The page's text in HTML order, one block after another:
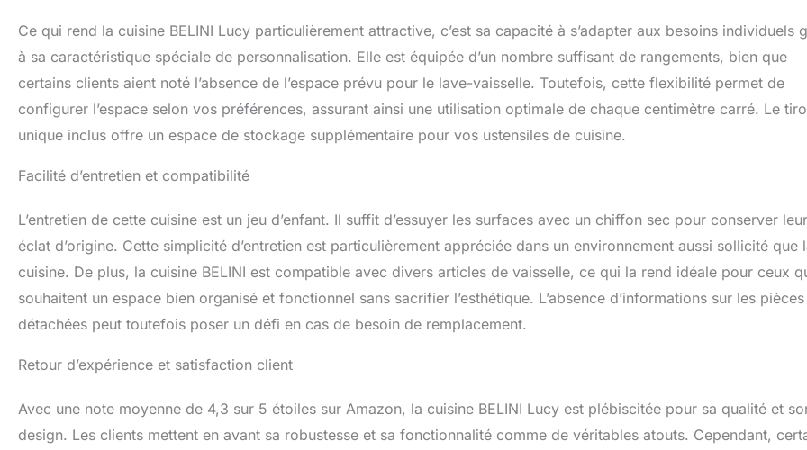
Ce qui rend la cuisine BELINI Lucy particulièrement attractive, c’est sa capacité à s’adapter aux besoins individuels
à sa caractéristique spéciale de personnalisation. Elle est équipée d’un nombre suffisant de rangements, bien que
certains clients aient noté l’absence de l’espace prévu pour le lave-vaisselle. Toutefois, cette flexibilité permet de
configurer l’espace selon vos préférences, assurant ainsi une utilisation optimale de chaque centimètre carré. Le
unique inclus offre un espace de stockage supplémentaire pour vos ustensiles de cuisine.
Facilité d’entretien et compatibilité
L’entretien de cette cuisine est un jeu d’enfant. Il suffit d’essuyer les surfaces avec un chiffon sec pour conserver leur
éclat d’origine. Cette simplicité d’entretien est particulièrement appréciée dans un environnement aussi sollicité que
cuisine. De plus, la cuisine BELINI est compatible avec divers articles de vaisselle, ce qui la rend idéale pour ceux
souhaitent un espace bien organisé et fonctionnel sans sacrifier l’esthétique. L’absence d’informations sur les pièces
détachées peut toutefois poser un défi en cas de besoin de remplacement.
Retour d’expérience et satisfaction client
Avec une note moyenne de 4,3 sur 5 étoiles sur Amazon, la cuisine BELINI Lucy est plébiscitée pour sa qualité et
design. Les clients mettent en avant sa robustesse et sa fonctionnalité comme de véritables atouts. Cependant,